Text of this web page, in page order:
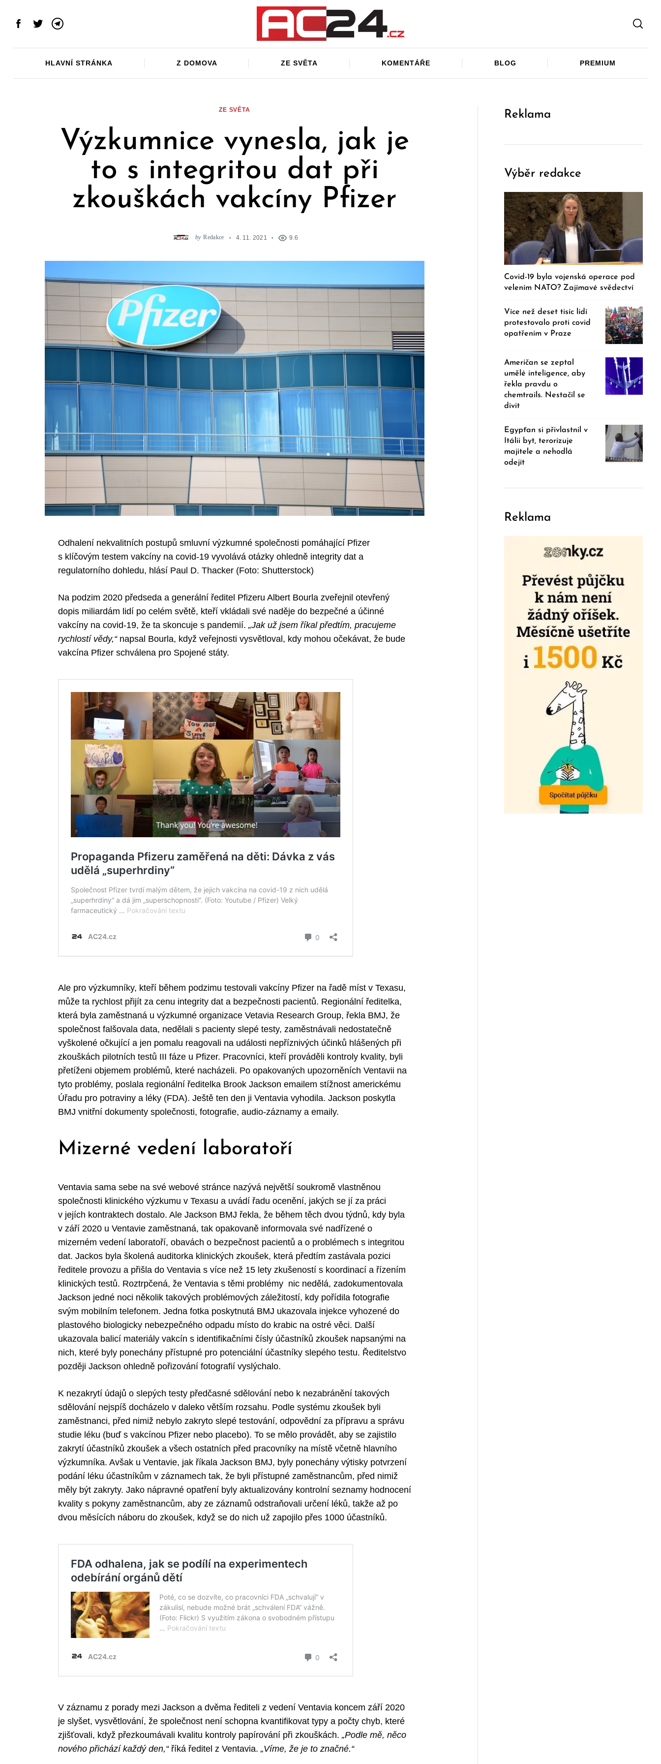
Facebook
TwitterTelegram
HLAVNÍ STRÁNKA Z DOMOVA ZE SVĚTA KOMENTÁŘE BLOG PREMIUM
ZE SVĚTA
Výzkumnice vynesla, jak je
to s integritou dat při
zkouškách vakcíny Pfizer
by Redakce 4. 11. 2021 9.6
Odhalení nekvalitních postupů smluvní výzkumné společnosti pomáhající Pfizer
s klíčovým testem vakcíny na covid-19 vyvolává otázky ohledně integrity dat a
regulatorního dohledu, hlásí Paul D. Thacker (Foto: Shutterstock)
Na podzim 2020 předseda a generální ředitel Pfizeru Albert Bourla zveřejnil otevřený
dopis miliardám lidí po celém světě, kteří vkládali své naděje do bezpečné a účinné
vakcíny na covid-19, že ta skoncuje s pandemií. „Jak už jsem říkal předtím, pracujeme
rychlostí vědy,“napsal Bourla, když veřejnosti vysvětloval, kdy mohou očekávat, že bude
vakcína Pfizer schválena pro Spojené státy.
Ale pro výzkumníky, kteří během podzimu testovali vakcíny Pfizer na řadě míst v Texasu,
může ta rychlost přijít za cenu integrity dat a bezpečnosti pacientů. Regionální ředitelka,
která byla zaměstnaná u výzkumné organizace Vetavia Research Group, řekla BMJ, že
společnost falšovala data, nedělali s pacienty slepé testy, zaměstnávali nedostatečně
vyškolené očkující a jen pomalu reagovali na události nepříznivých účinků hlášených při
zkouškách pilotních testů III fáze u Pfizer. Pracovníci, kteří prováděli kontroly kvality, byli
přetíženi objemem problémů, které nacházeli. Po opakovaných upozorněních Ventavii na
tyto problémy, poslala regionální ředitelka Brook Jackson emailem stížnost americkému
Úřadu pro potraviny a léky (FDA). Ještě ten den ji Ventavia vyhodila. Jackson poskytla
BMJ vnitřní dokumenty společnosti, fotografie, audio-záznamy a emaily.
Mizerné vedení laboratoří
Ventavia sama sebe na své webové stránce nazývá největší soukromě vlastněnou
společnosti klinického výzkumu v Texasu a uvádí řadu ocenění, jakých se jí za práci
v jejích kontraktech dostalo. Ale Jackson BMJ řekla, že během těch dvou týdnů, kdy byla
v září 2020 u Ventavie zaměstnaná, tak opakovaně informovala své nadřízené o
mizerném vedení laboratoří, obavách o bezpečnost pacientů a o problémech s integritou
dat. Jackos byla školená auditorka klinických zkoušek, která předtím zastávala pozici
ředitele provozu a přišla do Ventavia s více než 15 lety zkušeností s koordinací a řízením
klinických testů. Roztrpčená, že Ventavia s těmi problémy nic nedělá, zadokumentovala
Jackson jedné noci několik takových problémových záležitostí, kdy pořídila fotografie
svým mobilním telefonem. Jedna fotka poskytnutá BMJ ukazovala injekce vyhozené do
plastového biologicky nebezpečného odpadu místo do krabic na ostré věci. Další
ukazovala balicí materiály vakcín s identifikačními čísly účastníků zkoušek napsanými na
nich, které byly ponechány přístupné pro potenciální účastníky slepého testu. Ředitelstvo
později Jackson ohledně pořizování fotografií vyslýchalo.
K nezakrytí údajů o slepých testy předčasné sdělování nebo k nezabránění takových
sdělování nejspíš docházelo v daleko větším rozsahu. Podle systému zkoušek byli
zaměstnanci, před nimiž nebylo zakryto slepé testování, odpovědní za přípravu a správu
studie léku (buď s vakcínou Pfizer nebo placebo). To se mělo provádět, aby se zajistilo
zakrytí účastníků zkoušek a všech ostatních před pracovníky na místě včetně hlavního
výzkumníka. Avšak u Ventavie, jak říkala Jackson BMJ, byly ponechány výtisky potvrzení
podání léku účastníkům v záznamech tak, že byli přístupné zaměstnancům, před nimiž
měly být zakryty. Jako nápravné opatření byly aktualizovány kontrolní seznamy hodnocení
kvality s pokyny zaměstnancům, aby ze záznamů odstraňovali určení léků, takže až po
dvou měsících náboru do zkoušek, když se do nich už zapojilo přes 1000 účastníků.
V záznamu z porady mezi Jackson a dvěma řediteli z vedení Ventavia koncem září 2020
je slyšet, vysvětlování, že společnost není schopna kvantifikovat typy a počty chyb, které
zjišťovali, když přezkoumávali kvalitu kontroly papírování při zkouškách. „Podle mě, něco
nového přichází každý den,“ říká ředitel z Ventavia. „Víme, že je to značné.“
Reklama
Výběr redakce
Covid-19 byla vojenská operace pod
velením NATO? Zajímavé svědectví
Více než deset tisíc lidí
protestovalo proti covid
opatřením v Praze
Američan se zeptal
umělé inteligence, aby
řekla pravdu o
chemtrails. Nestačil se
divit
Egypťan si přivlastnil v
Itálii byt, terorizuje
majitele a nehodlá
odejít
Reklama
for: